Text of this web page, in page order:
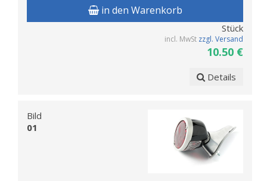
in den Warenkorb
Stück
incl. MwSt zzgl. Versand
10.50 €
Details
Bild
01